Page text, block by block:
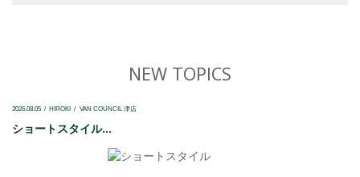
NEW TOPICS
2026.08.05 HIROKI VAN COUNCIL 津店
ショートスタイル...